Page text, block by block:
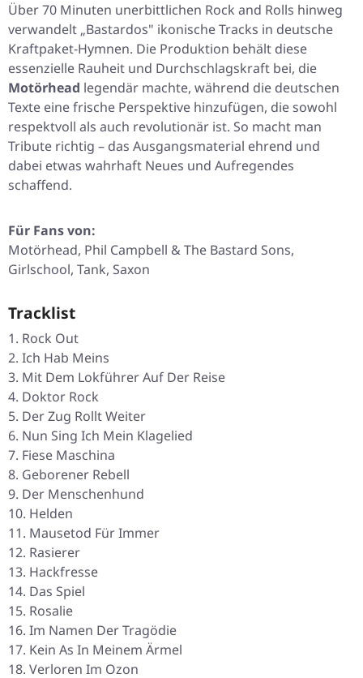
Über 70 Minuten unerbittlichen Rock and Rolls hinweg
verwandelt „Bastardos" ikonische Tracks in deutsche
Kraftpaket-Hymnen. Die Produktion behält diese
essenzielle Rauheit und Durchschlagskraft bei, die
Motörhead legendär machte, während die deutschen
Texte eine frische Perspektive hinzufügen, die sowohl
respektvoll als auch revolutionär ist. So macht man
Tribute richtig – das Ausgangsmaterial ehrend und
dabei etwas wahrhaft Neues und Aufregendes
schaffend.
Für Fans von:
Motörhead, Phil Campbell & The Bastard Sons,
Girlschool, Tank, Saxon
Tracklist
Rock Out
Ich Hab Meins
Mit Dem Lokführer Auf Der Reise
Doktor Rock
Der Zug Rollt Weiter
Nun Sing Ich Mein Klagelied
Fiese Maschina
Geborener Rebell
Der Menschenhund
Helden
Mausetod Für Immer
Rasierer
Hackfresse
Das Spiel
Rosalie
Im Namen Der Tragödie
Kein As In Meinem Ärmel
Verloren Im Ozon